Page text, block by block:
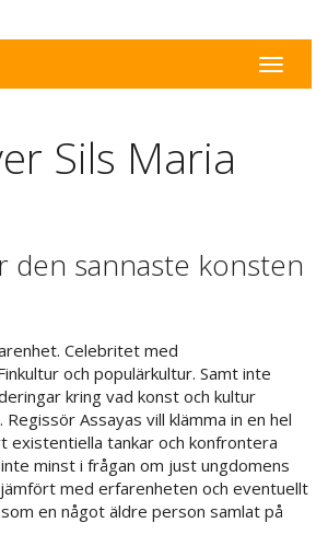
Toggle
Sils Maria
den sannaste konsten
Celebritet med
och populärkultur. Samt inte
kring vad konst och kultur
Assayas vill klämma in en hel
existentiella tankar och konfrontera
minst i frågan om just ungdomens
med erfarenheten och eventuellt
en något äldre person samlat på